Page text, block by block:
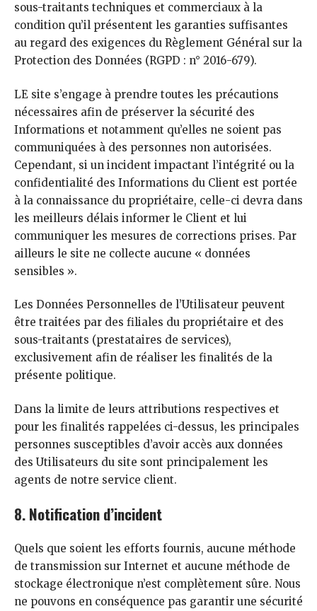
sous-traitants techniques et commerciaux à la
condition qu’il présentent les garanties suffisantes
au regard des exigences du Règlement Général sur la
Protection des Données (RGPD : n° 2016-679).
LE site s’engage à prendre toutes les précautions
nécessaires afin de préserver la sécurité des
Informations et notamment qu’elles ne soient pas
communiquées à des personnes non autorisées.
Cependant, si un incident impactant l’intégrité ou la
confidentialité des Informations du Client est portée
à la connaissance du propriétaire, celle-ci devra dans
les meilleurs délais informer le Client et lui
communiquer les mesures de corrections prises. Par
ailleurs le site ne collecte aucune « données
sensibles ».
Les Données Personnelles de l’Utilisateur peuvent
être traitées par des filiales du propriétaire et des
sous-traitants (prestataires de services),
exclusivement afin de réaliser les finalités de la
présente politique.
Dans la limite de leurs attributions respectives et
pour les finalités rappelées ci-dessus, les principales
personnes susceptibles d’avoir accès aux données
des Utilisateurs du site sont principalement les
agents de notre service client.
8. Notification d’incident
Quels que soient les efforts fournis, aucune méthode
de transmission sur Internet et aucune méthode de
stockage électronique n’est complètement sûre. Nous
ne pouvons en conséquence pas garantir une sécurité